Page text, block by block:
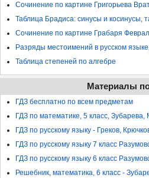
Сочинение по картине Григорьева
Таблица Брадиса: синусы и косинусы,
Сочинение по картине Грабаря
Разряды местоимений в русском
Таблица степеней по алгебре
Материалы
ГДЗ бесплатно по всем предметам
ГДЗ по математике, 5 класс, Зубарева,
ГДЗ по русскому языку - Греков,
ГДЗ по русскому языку 7 класс
ГДЗ по русскому языку 6 класс
Решебник, математика, 6 класс -